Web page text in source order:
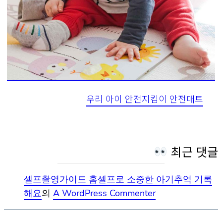
우리 아이 안전지킴이 안전매트
최근 댓글
셀프촬영가이드 홈셀프로 소중한 아기추억 기록
해요의 A WordPress Commenter